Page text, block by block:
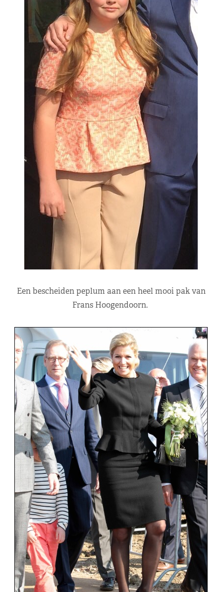
Een bescheiden peplum aan een heel mooi pak van
Frans Hoogendoorn.